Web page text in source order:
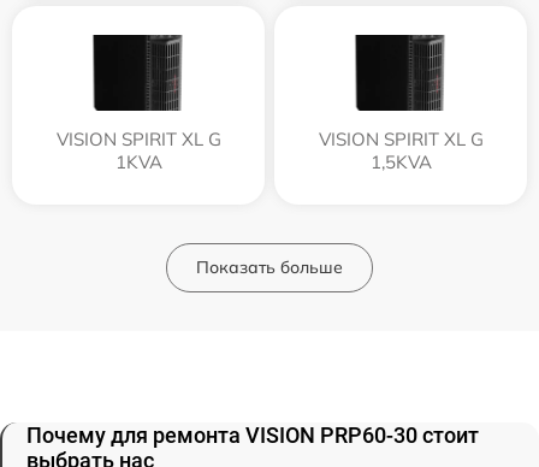
VISION SPIRIT XL G
1KVA
VISION SPIRIT XL G
1,5KVA
Показать больше
Почему для ремонта VISION PRP60-30 стоит
выбрать нас